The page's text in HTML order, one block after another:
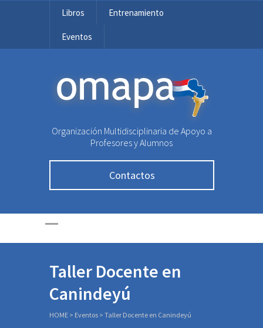
Libros Entrenamiento
Eventos
OMAPA
Organización Multidisciplinaria de Apoyo a
Profesores y Alumnos
Contactos
Taller Docente en
Canindeyú
HOME > Eventos > Taller Docente en Canindeyú